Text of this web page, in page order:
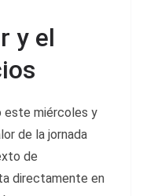
y el
este miércoles y
de la jornada
de
directamente en